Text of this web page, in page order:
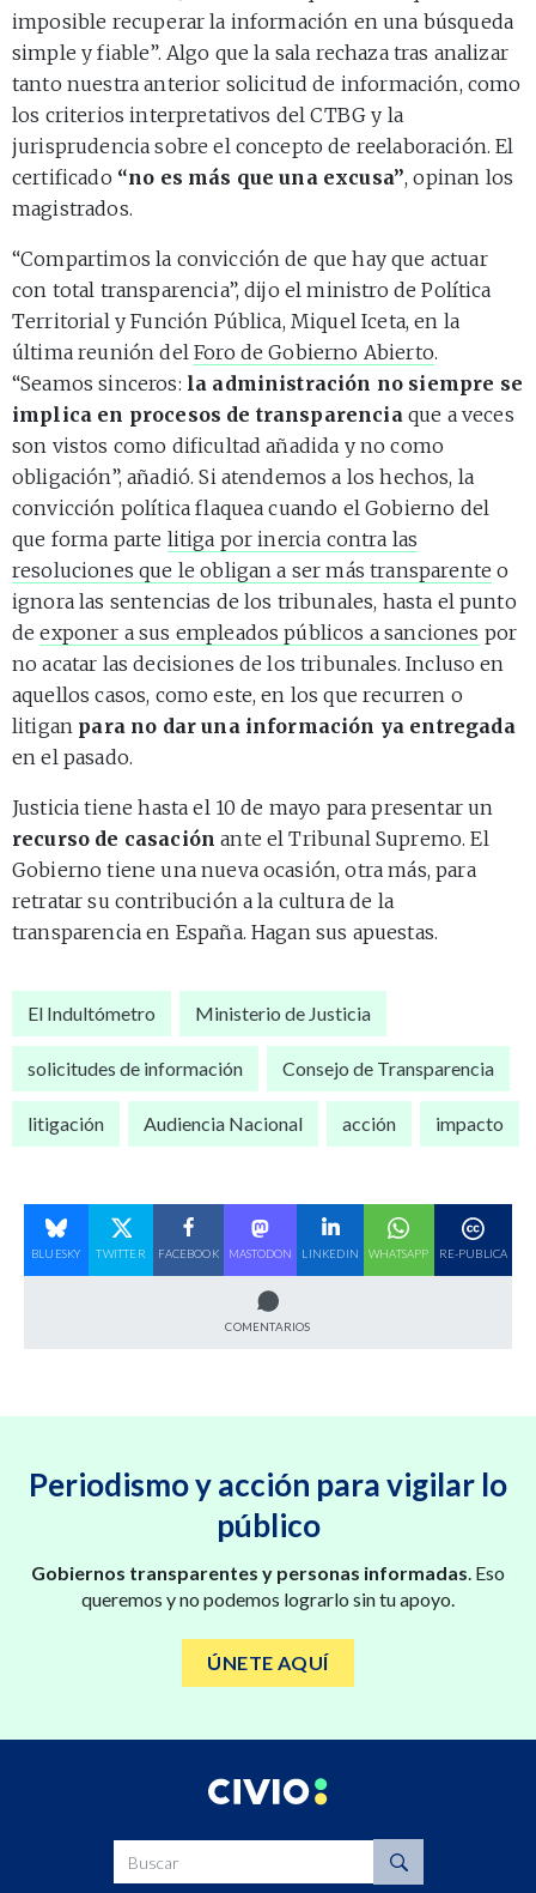
imposible recuperar la información en una búsqueda
simple y fiable”. Algo que la sala rechaza tras analizar
tanto nuestra anterior solicitud de información, como
los criterios interpretativos del CTBG y la
jurisprudencia sobre el concepto de reelaboración. El
certificado “no es más que una excusa”, opinan los
magistrados.
“Compartimos la convicción de que hay que actuar
con total transparencia”, dijo el ministro de Política
Territorial y Función Pública, Miquel Iceta, en la
última reunión delForo de Gobierno Abierto.
“Seamos sinceros: la administración no siempre se
implica en procesos de transparencia que a veces
son vistos como dificultad añadida y no como
obligación”, añadió. Si atendemos a los hechos, la
convicción política flaquea cuando el Gobierno del
que forma parte litiga por inercia contra las
resoluciones que le obligan a ser más transparente o
ignora las sentencias de los tribunales, hasta el punto
deexponer a sus empleados públicos a sanciones por
no acatar las decisiones de los tribunales. Incluso en
aquellos casos, como este, en los que recurren o
litigan para no dar una información ya entregada
en el pasado.
Justicia tiene hasta el 10 de mayo para presentar un
recurso de casación ante el Tribunal Supremo. El
Gobierno tiene una nueva ocasión, otra más, para
retratar su contribución a la cultura de la
transparencia en España. Hagan sus apuestas.
El Indultómetro Ministerio de Justicia
solicitudes de información Consejo de Transparencia
litigación Audiencia Nacional acción impacto
BLUESKY TWITTER FACEBOOK MASTODON LINKEDIN WHATSAPP RE-PUBLICA
COMENTARIOS
Periodismo y acción para vigilar lo
público
Gobiernos transparentes y personas informadas. Eso
queremos y no podemos lograrlo sin tu apoyo.
ÚNETE AQUÍ